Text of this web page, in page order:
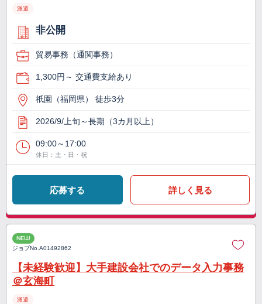
派遣
非公開
貿易事務（通関事務）
1,300円～ 交通費支給あり
祇園（福岡県） 徒歩3分
2026/9/上旬～長期（3カ月以上）
09:00～17:00
休日：土・日・祝
応募する 詳しく見る
NEW
ジョブNo.A01492862
【未経験歓迎】大手建設会社でのデータ入力事務
＠玄海町
派遣